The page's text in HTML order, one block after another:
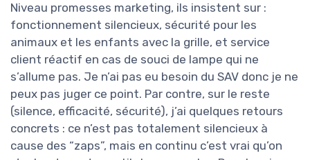
Niveau promesses marketing, ils insistent sur :
fonctionnement silencieux, sécurité pour les
animaux et les enfants avec la grille, et service
client réactif en cas de souci de lampe qui ne
s’allume pas. Je n’ai pas eu besoin du SAV donc je ne
peux pas juger ce point. Par contre, sur le reste
(silence, efficacité, sécurité), j’ai quelques retours
concrets : ce n’est pas totalement silencieux à
cause des “zaps”, mais en continu c’est vrai qu’on